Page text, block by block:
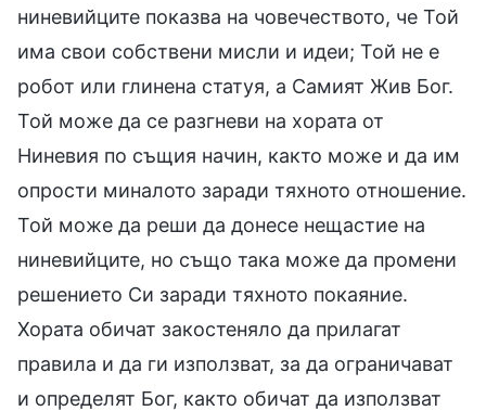
ниневийците показва на човечеството, че Той
има свои собствени мисли и идеи; Той не е
робот или глинена статуя, а Самият Жив Бог.
Той може да се разгневи на хората от
Ниневия по същия начин, както може и да им
опрости миналото заради тяхното отношение.
Той може да реши да донесе нещастие на
ниневийците, но също така може да промени
решението Си заради тяхното покаяние.
Хората обичат закостеняло да прилагат
правила и да ги използват, за да ограничават
и определят Бог, както обичат да използват